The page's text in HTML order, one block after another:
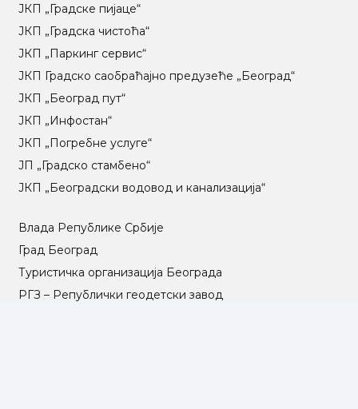
ЈКП „Градске пијаце“
ЈКП „Градска чистоћа“
ЈКП „Паркинг сервис“
ЈКП Градско саобраћајно предузеће „Београд“
ЈКП „Београд пут“
ЈКП „Инфостан“
ЈКП „Погребне услуге“
ЈП „Градско стамбено“
ЈКП „Београдски водовод и канализација“
Влада Републике Србије
Град Београд
Туристичка организација Београда
РГЗ – Републички геодетски завод